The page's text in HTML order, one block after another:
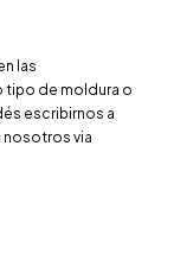
las
tipo de moldura o
escribirnos a
via